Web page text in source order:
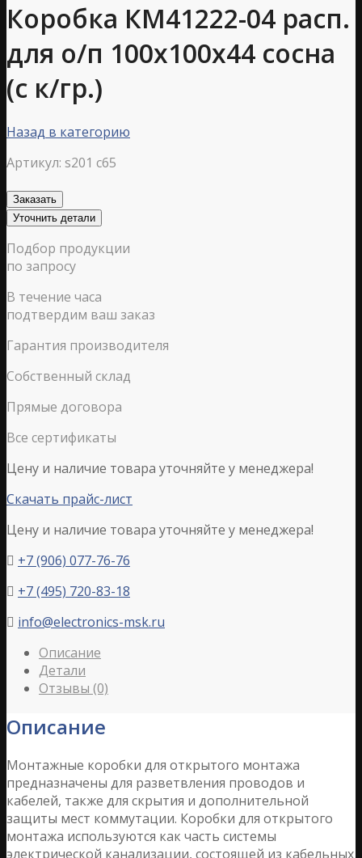
Коробка КМ41222-04 расп.
для о/п 100х100х44 сосна
(с к/гр.)
Назад в категорию
Артикул: s201 c65
Заказать
Уточнить детали
Подбор продукции
по запросу
В течение часа
подтвердим ваш заказ
Гарантия производителя
Собственный склад
Прямые договора
Все сертификаты
Цену и наличие товара уточняйте у менеджера!
Скачать прайс-лист
Цену и наличие товара уточняйте у менеджера!
 +7 (906) 077-76-76
 +7 (495) 720-83-18
 info@electronics-msk.ru
Описание
Детали
Отзывы (0)
Описание
Монтажные коробки для открытого монтажа
предназначены для разветвления проводов и
кабелей, также для скрытия и дополнительной
защиты мест коммутации. Коробки для открытого
монтажа используются как часть системы
электрической канализации, состоящей из кабельных